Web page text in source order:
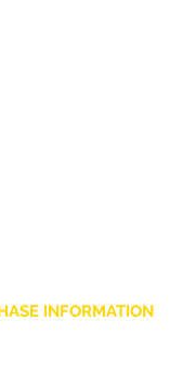
INFORMATION